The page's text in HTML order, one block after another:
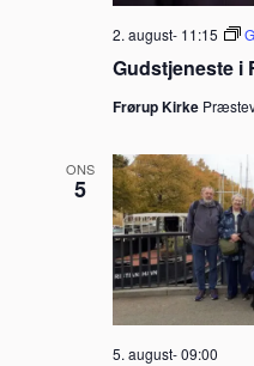
Gudstjeneste i
2. august- 11:15
Frørup Kirke
ONS
5
5. august- 09:00